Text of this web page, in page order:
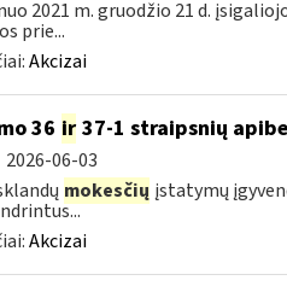
2021 m. gruodžio 21 d.
prie...
Akcizai
36 ir37-1 straipsnių
2026-06-03
mokesčių įstatymų
Akcizai